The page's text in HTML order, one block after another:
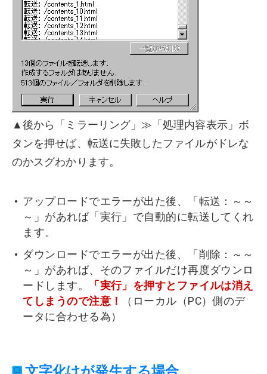
▲後から「ミラーリング」≫「処理内容表示」ボ
タンを押せば、転送に失敗したファイルがドレな
のかスグわかります。
アップロードでエラーが出た後、「転送：～～
～」があれば「実行」で自動的に転送してくれ
ます。
ダウンロードでエラーが出た後、「削除：～～
～」があれば、そのファイルだけ再度ダウンロ
ードします。
「実行」を押すとファイルは消え
てしまうので注意！
（ローカル（PC）側のデ
ータに合わせる為）